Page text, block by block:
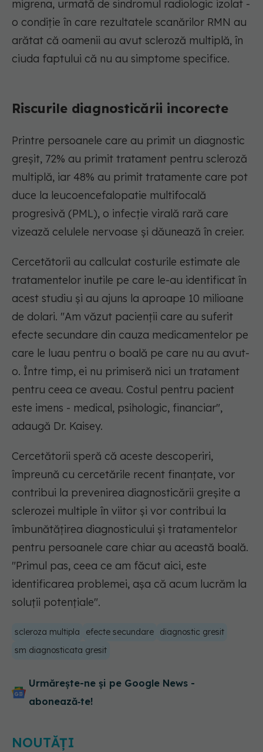
migrena, urmată de sindromul radiologic izolat -
o condiție în care rezultatele scanărilor RMN au
arătat că oamenii au avut scleroză multiplă, în
ciuda faptului că nu au simptome specifice.
Riscurile diagnosticării incorecte
Printre persoanele care au primit un diagnostic
greșit, 72% au primit tratament pentru scleroză
multiplă, iar 48% au primit tratamente care pot
duce la leucoencefalopatie multifocală
progresivă (PML), o infecție virală rară care
vizează celulele nervoase și dăunează în creier.
Cercetătorii au callculat costurile estimate ale
tratamentelor inutile pe care le-au identificat în
acest studiu și au ajuns la aproape 10 milioane
de dolari. "Am văzut pacienții care au suferit
efecte secundare din cauza medicamentelor pe
care le luau pentru o boală pe care nu au avut-
o. Între timp, ei nu primiseră nici un tratament
pentru ceea ce aveau. Costul pentru pacient
este imens - medical, psihologic, financiar",
adaugă Dr. Kaisey.
Cercetătorii speră că aceste descoperiri,
împreună cu cercetările recent finanțate, vor
contribui la prevenirea diagnosticării greșite a
sclerozei multiple în viitor și vor contribui la
îmbunătățirea diagnosticului și tratamentelor
pentru persoanele care chiar au această boală.
"Primul pas, ceea ce am făcut aici, este
identificarea problemei, așa că acum lucrăm la
soluții potențiale".
scleroza multipla efecte secundare
diagnostic gresit
sm diagnosticata gresit
Urmărește-ne și pe Google News -
abonează‑te!
NOUTĂȚI